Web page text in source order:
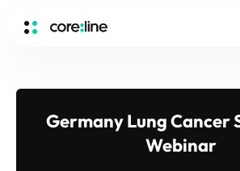
Germany Lung Cancer
Webinar